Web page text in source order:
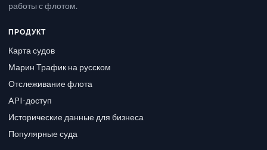
работы с флотом.
ПРОДУКТ
Карта судов
Марин Трафик на русском
Отслеживание флота
API-доступ
Исторические данные для бизнеса
Популярные суда